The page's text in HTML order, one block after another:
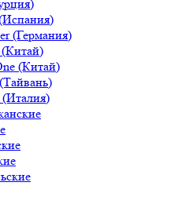
(Германия)
(Китай)
(Китай)
(Италия)